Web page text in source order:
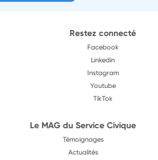
Restez connecté
Facebook
Linkedin
Instagram
Youtube
TikTok
Le MAG du Service Civique
Témoignages
Actualités